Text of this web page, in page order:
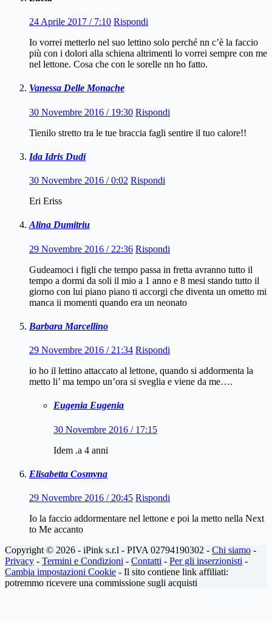
24 Aprile 2017 / 7:10 Rispondi
Io vorrei metterlo nel suo lettino solo perché nn c’è la faccio
più con i dolori alla schiena altrimenti lo vorrei sempre con me
nel lettone. Cosa che con le sorelle nn ho fatto.
Vanessa Delle Monache
30 Novembre 2016 / 19:30 Rispondi
Tienilo stretto tra le tue braccia fagli sentire il tuo calore!!
Ida Idris Dudi
30 Novembre 2016 / 0:02 Rispondi
Eri Eriss
Alina Dumitriu
29 Novembre 2016 / 22:36 Rispondi
Gudeamoci i figli che tempo passa in fretta avranno tutto il
tempo a dormi da soli il mio a 1 anno e 8 mesi stando tutto il
giorno con lui piano piano ti accorgi che diventa un ometto mi
manca ii momenti quando era un neonato
Barbara Marcellino
29 Novembre 2016 / 21:34 Rispondi
io ho il lettino attaccato al lettone, quando si addormenta la
metto li’ ma tempo un’ora si sveglia e viene da me….
Eugenia Eugenia
30 Novembre 2016 / 17:15
Idem .a 4 anni
Elisabetta Cosmyna
29 Novembre 2016 / 20:45 Rispondi
Io la faccio addormentare nel lettone e poi la metto nella Next
to Me accanto
Copyright © 2026 - iPink s.r.l - PIVA 02794190302 - Chi siamo -
Privacy - Termini e Condizioni - Contatti - Per gli inserzionisti -
Cambia impostazioni Cookie - Il sito contiene link affiliati:
potremmo ricevere una commissione sugli acquisti